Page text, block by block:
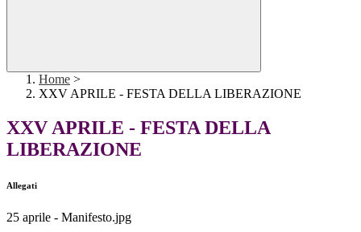
Home >
XXV APRILE - FESTA DELLA LIBERAZIONE
XXV APRILE - FESTA DELLA
LIBERAZIONE
Allegati
25 aprile - Manifesto.jpg